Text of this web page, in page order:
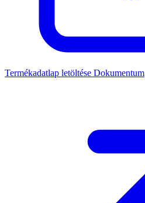
Termékadatlap letöltése Dokumentum